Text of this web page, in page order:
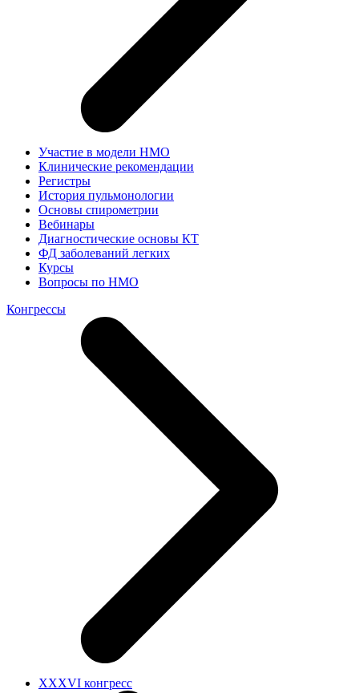
Участие в модели НМО
Клинические рекомендации
Регистры
История пульмонологии
Основы спирометрии
Вебинары
Диагностические основы КТ
ФД заболеваний легких
Курсы
Вопросы по НМО
Конгрессы
XXXVI конгресс